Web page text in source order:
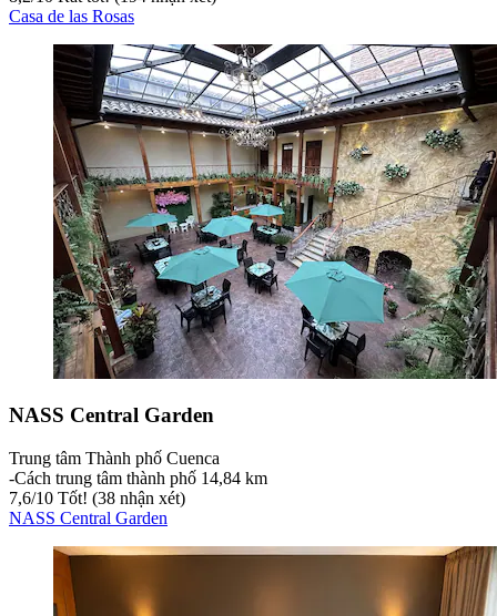
Casa de las Rosas
NASS Central Garden
Trung tâm Thành phố Cuenca
‐Cách trung tâm thành phố 14,84 km
7,6/10 Tốt! (38 nhận xét)
NASS Central Garden